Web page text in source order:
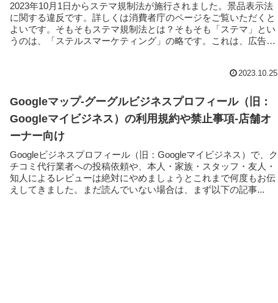
2023年10月1日からステマ規制法が施行されました。景品表示法
に関する違反です。詳しくは消費者庁のページをご覧いただくと
よいです。そもそもステマ規制法とは？そもそも「ステマ」とい
うのは、「ステルスマーケティング」の略です。これは、広告な
2023.10.25
Googleマップ-グーグルビジネスプロフィール（旧：
Googleマイビジネス）の利用規約や禁止事項-店舗オ
ーナー向け
Googleビジネスプロフィール（旧：Googleマイビジネス）で、ク
チコミ代行業者への投稿依頼や、本人・家族・スタッフ・友人・
知人によるレビューは絶対にやめましょうとこれまで何度もお伝
えしてきました。まだ読んでいない場合は、まず以下の記事...